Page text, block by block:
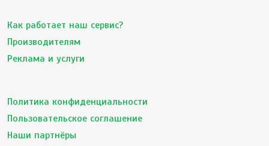
Как работает наш сервис?
Производителям
Реклама и услуги
Политика конфиденциальности
Пользовательское соглашение
Наши партнёры